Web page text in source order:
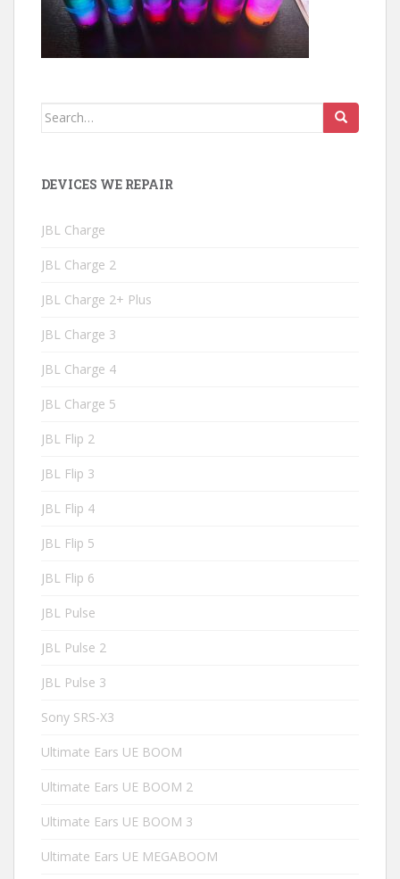
Search
DEVICES WE REPAIR
JBL Charge
JBL Charge 2
JBL Charge 2+ Plus
JBL Charge 3
JBL Charge 4
JBL Charge 5
JBL Flip 2
JBL Flip 3
JBL Flip 4
JBL Flip 5
JBL Flip 6
JBL Pulse
JBL Pulse 2
JBL Pulse 3
Sony SRS-X3
Ultimate Ears UE BOOM
Ultimate Ears UE BOOM 2
Ultimate Ears UE BOOM 3
Ultimate Ears UE MEGABOOM